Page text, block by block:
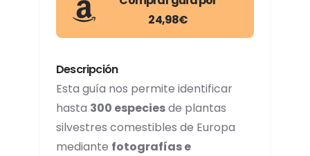
24,98€
Descripción
Esta guía nos permite identificar
hasta 300 especiesde plantas
silvestres comestibles de Europa
mediante fotografías e